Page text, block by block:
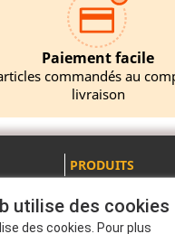
Paiement facile
commandés au
livraison
PRODUITS
utilise des cookies
des cookies. Pour plus